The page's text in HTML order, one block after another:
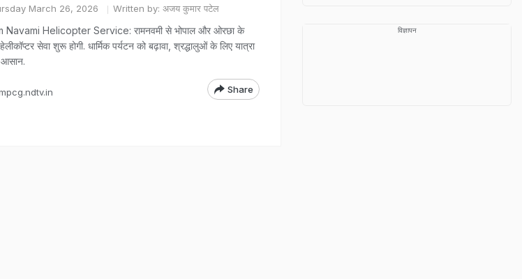
March 26, 2026 Written by: अजय कुमार पटेल
Navami Helicopter Service: रामनवमी से भोपाल और ओरछा के
सेवा शुरू होगी. धार्मिक पर्यटन को बढ़ावा, श्रद्धालुओं के लिए यात्रा
आसान.
Share
विज्ञापन